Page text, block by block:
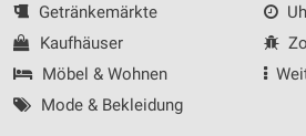
Getränkemärkte
Kaufhäuser
Möbel & Wohnen
Mode & Bekleidung